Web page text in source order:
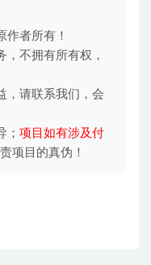
作者所有！
，不拥有所有权，
，请联系我们，会
； 项目如有涉及付
项目的真伪！